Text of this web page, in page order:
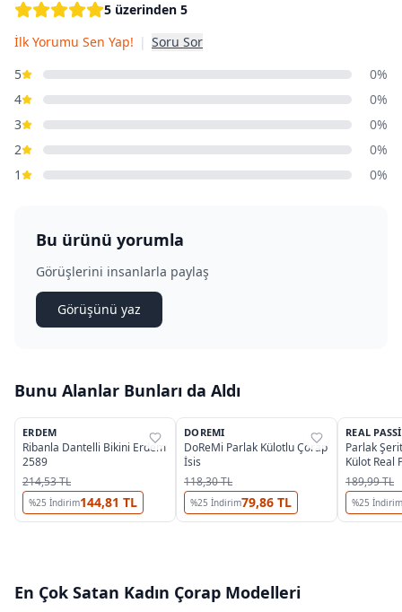
5 üzerinden 5
İlk Yorumu Sen Yap! | Soru Sor
5
0%
4
0%
3
0%
2
0%
1
0%
Bu ürünü yorumla
Görüşlerini insanlarla paylaş
Görüşünü yaz
Bunu Alanlar Bunları da Aldı
%87
ERDEM
Ribanla Dantelli Bikini Erdem
2589
214,53 TL
%25 İndirim144,81 TL
%46
DOREMI
DoReMi Parlak Külotlu Çorap
İsis
118,30 TL
%25 İndirim79,86 TL
%38
REAL
Parlak
Külot Real
189,99 TL
%25 İndirim
En Çok Satan Kadın Çorap Modelleri